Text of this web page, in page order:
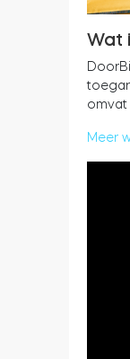
Wat
omvat
Meer